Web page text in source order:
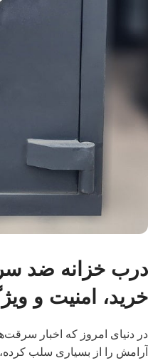
درب خزانه ضد
خرید، امنیت و
در دنیای امروز که اخبار
آرامش را از بسیاری سلب